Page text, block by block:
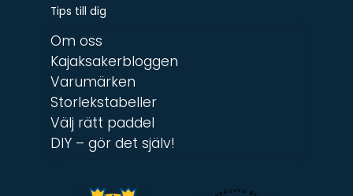
Tips till dig
Om oss
Kajaksakerbloggen
Varumärken
Storlekstabeller
Välj rätt paddel
DIY – gör det själv!